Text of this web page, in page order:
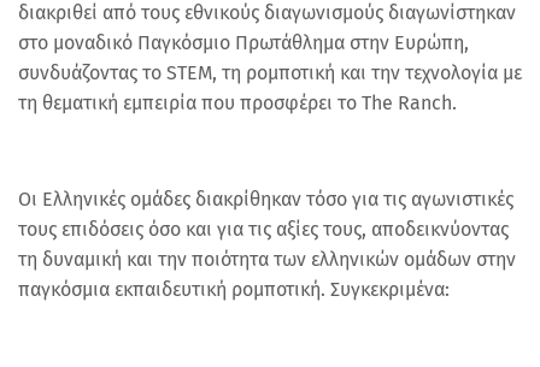
διακριθεί από τους εθνικούς διαγωνισμούς διαγωνίστηκαν
στο μοναδικό Παγκόσμιο Πρωτάθλημα στην Ευρώπη,
συνδυάζοντας το STEM, τη ρομποτική και την τεχνολογία με
τη θεματική εμπειρία που προσφέρει το The Ranch.
Οι Ελληνικές ομάδες διακρίθηκαν τόσο για τις αγωνιστικές
τους επιδόσεις όσο και για τις αξίες τους, αποδεικνύοντας
τη δυναμική και την ποιότητα των ελληνικών ομάδων στην
παγκόσμια εκπαιδευτική ρομποτική. Συγκεκριμένα: